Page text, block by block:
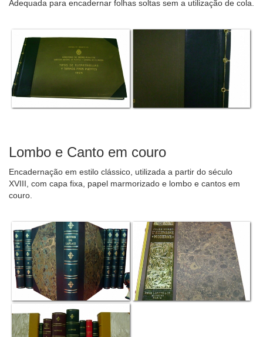
Adequada para encadernar folhas soltas sem a utilização de cola.
Lombo e Canto em couro
Encadernação em estilo clássico, utilizada a partir do século
XVIII, com capa fixa, papel marmorizado e lombo e cantos em
couro.